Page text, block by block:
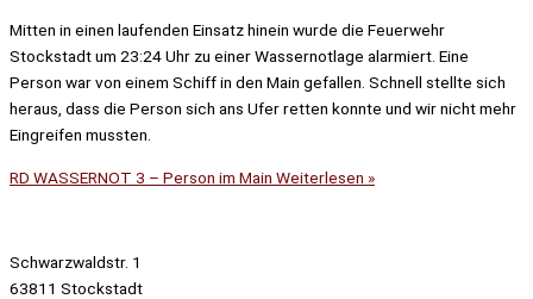
Mitten in einen laufenden Einsatz hinein wurde die Feuerwehr
Stockstadt um 23:24 Uhr zu einer Wassernotlage alarmiert. Eine
Person war von einem Schiff in den Main gefallen. Schnell stellte sich
heraus, dass die Person sich ans Ufer retten konnte und wir nicht mehr
Eingreifen mussten.
RD WASSERNOT 3 – Person im Main Weiterlesen »
Schwarzwaldstr. 1
63811 Stockstadt